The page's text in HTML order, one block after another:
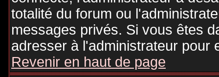
totalité du forum ou
messages privés. Si vous êtes
adresser à l'administrateur pour
Revenir en haut de page